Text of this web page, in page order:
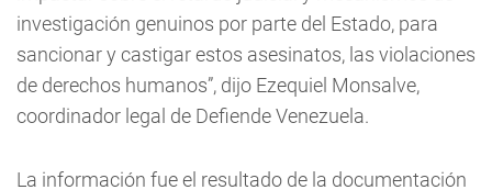
investigación genuinos por parte del Estado, para
sancionar y castigar estos asesinatos, las violaciones
de derechos humanos”, dijo Ezequiel Monsalve,
coordinador legal de Defiende Venezuela.
La información fue el resultado de la documentación